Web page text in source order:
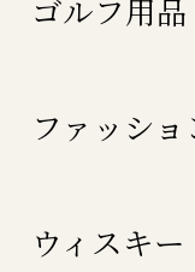
ゴルフ用品
ファッシ
ウィスキー